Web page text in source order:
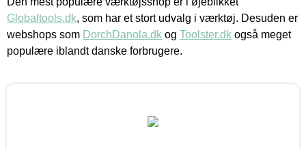
Globaltools.dk, som har et stort udvalg i værktøj. Desuden er
webshops som DorchDanola.dk og Toolster.dk også meget
populære iblandt danske forbrugere.